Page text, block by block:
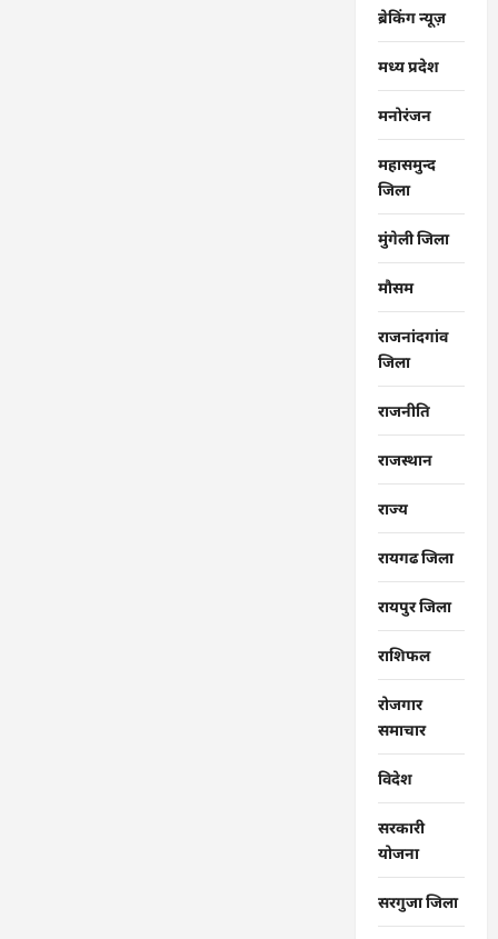
ब्रेकिंग न्यूज़
मध्य प्रदेश
मनोरंजन
महासमुन्द
जिला
मुंगेली जिला
मौसम
राजनांदगांव
जिला
राजनीति
राजस्थान
राज्‍य
रायगढ जिला
रायपुर जिला
राशिफल
रोजगार
समाचार
विदेश
सरकारी
योजना
सरगुजा जिला